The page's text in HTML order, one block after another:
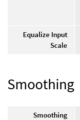
Equalize Input
Scale
Smoothing
Smoothing